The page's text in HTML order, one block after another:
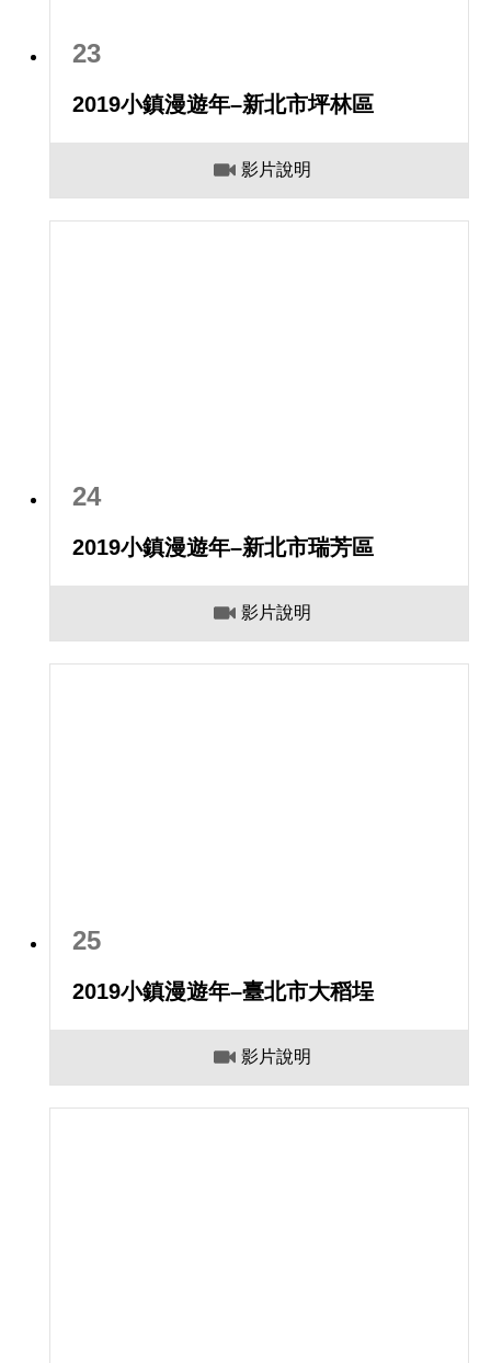
23
2019小鎮漫遊年–新北市坪林區
影片說明
24
2019小鎮漫遊年–新北市瑞芳區
影片說明
25
2019小鎮漫遊年–臺北市大稻埕
影片說明